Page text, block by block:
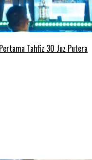
Tahfiz 30 Juz Putera